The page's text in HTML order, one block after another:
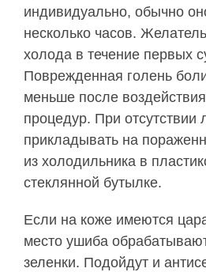
индивидуально, обычно
несколько часов.
холода в течение первых
Поврежденная голень
меньше после
процедур. При отсутствии
прикладывать на
из холодильника в
стеклянной бутылке.
Если на коже имеются
место ушиба
зеленки. Подойдут и